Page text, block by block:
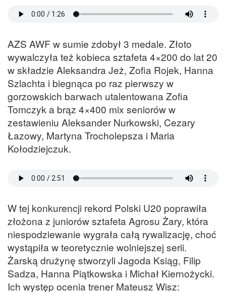
AZS AWF w sumie zdobył 3 medale. Złoto
wywalczyła też kobieca sztafeta 4×200 do lat 20
w składzie Aleksandra Jeż, Zofia Rojek, Hanna
Szlachta i biegnąca po raz pierwszy w
gorzowskich barwach utalentowana Zofia
Tomczyk a brąz 4×400 mix seniorów w
zestawieniu Aleksander Nurkowski, Cezary
Łazowy, Martyna Trocholepsza i Maria
Kołodziejczuk.
W tej konkurencji rekord Polski U20 poprawiła
złożona z juniorów sztafeta Agrosu Żary, która
niespodziewanie wygrała całą rywalizację, choć
wystąpiła w teoretycznie wolniejszej serii.
Żarską drużynę stworzyli Jagoda Ksiąg, Filip
Sadza, Hanna Piątkowska i Michał Kiernożycki.
Ich występ ocenia trener Mateusz Wisz: